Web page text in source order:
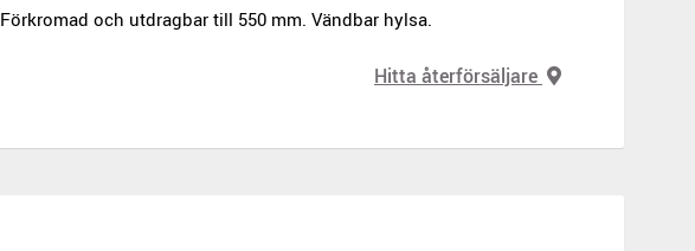
Förkromad och utdragbar till 550 mm. Vändbar hylsa.
Hitta återförsäljare